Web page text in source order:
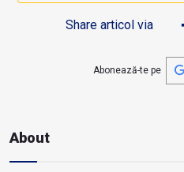
Share articol via
Abonează-te pe
About